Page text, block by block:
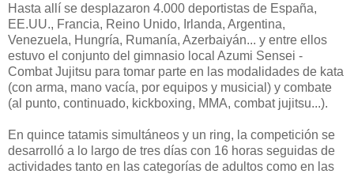
Hasta allí se desplazaron 4.000 deportistas de España,
EE.UU., Francia, Reino Unido, Irlanda, Argentina,
Venezuela, Hungría, Rumanía, Azerbaiyán... y entre ellos
estuvo el conjunto del gimnasio local Azumi Sensei -
Combat Jujitsu para tomar parte en las modalidades de kata
(con arma, mano vacía, por equipos y musicial) y combate
(al punto, continuado, kickboxing, MMA, combat jujitsu...).
En quince tatamis simultáneos y un ring, la competición se
desarrolló a lo largo de tres días con 16 horas seguidas de
actividades tanto en las categorías de adultos como en las